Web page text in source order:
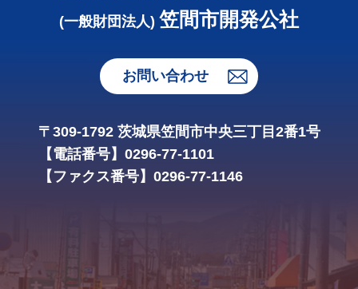
(一般財団法人) 笠間市開発公社
お問い合わせ
〒309-1792 茨城県笠間市中央三丁目2番1号
【電話番号】0296-77-1101
【ファクス番号】0296-77-1146